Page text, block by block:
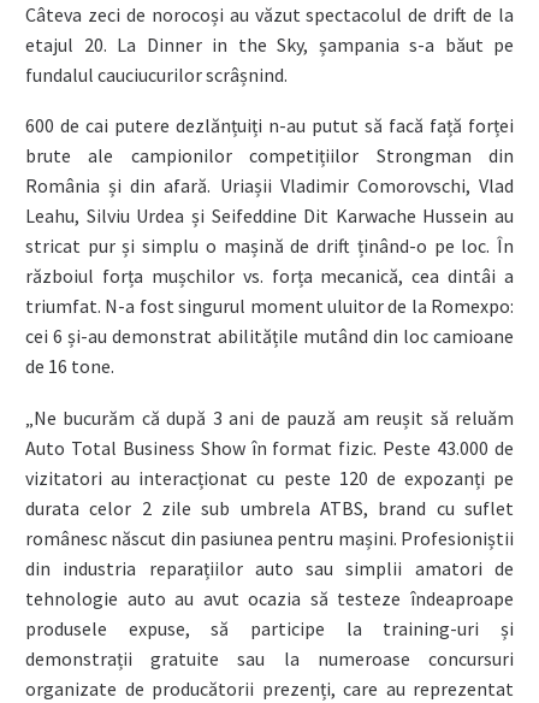
Câteva zeci de norocoși au văzut spectacolul de drift de la
etajul 20. La Dinner in the Sky, șampania s-a băut pe
fundalul cauciucurilor scrâșnind.
600 de cai putere dezlănțuiți n-au putut să facă față forței
brute ale campionilor competițiilor Strongman din
România și din afară. Uriașii Vladimir Comorovschi, Vlad
Leahu, Silviu Urdea și Seifeddine Dit Karwache Hussein au
stricat pur și simplu o mașină de drift ținând-o pe loc. În
războiul forța mușchilor vs. forța mecanică, cea dintâi a
triumfat. N-a fost singurul moment uluitor de la Romexpo:
cei 6 și-au demonstrat abilitățile mutând din loc camioane
de 16 tone.
„Ne bucurăm că după 3 ani de pauză am reușit să reluăm
Auto Total Business Show în format fizic. Peste 43.000 de
vizitatori au interacționat cu peste 120 de expozanți pe
durata celor 2 zile sub umbrela ATBS, brand cu suflet
românesc născut din pasiunea pentru mașini. Profesioniștii
din industria reparațiilor auto sau simplii amatori de
tehnologie auto au avut ocazia să testeze îndeaproape
produsele expuse, să participe la training-uri și
demonstrații gratuite sau la numeroase concursuri
organizate de producătorii prezenți, care au reprezentat